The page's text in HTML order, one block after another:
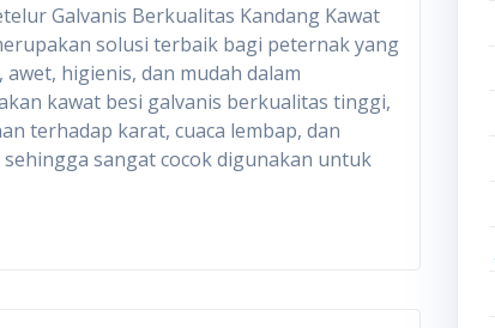
Galvanis Berkualitas Kandang Kawat
solusi terbaik bagi peternak yang
higienis, dan mudah dalam
kawat besi galvanis berkualitas tinggi,
terhadap karat, cuaca lembap, dan
sangat cocok digunakan untuk